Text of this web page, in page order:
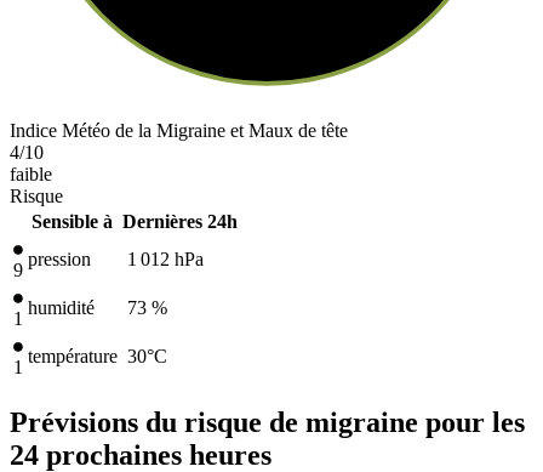
Indice Météo de la Migraine et Maux de tête
4/10
faible
Risque
Sensible à Dernières 24h
9
pression 1 012 hPa
1
humidité 73 %
1
température 30°C
Prévisions du risque de migraine pour les
24 prochaines heures